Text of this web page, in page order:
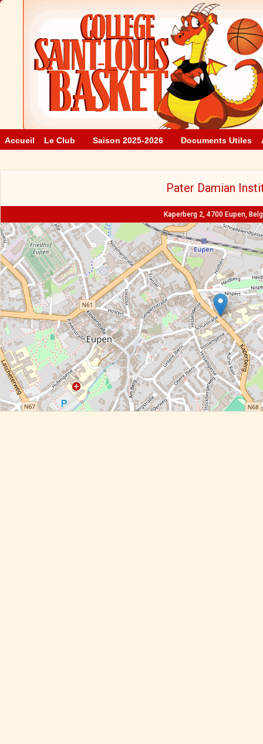
Accueil Le Club Saison 2025-2026 Documents Utiles
Pater Damian
Kaperberg 2, 4700 Eupen,